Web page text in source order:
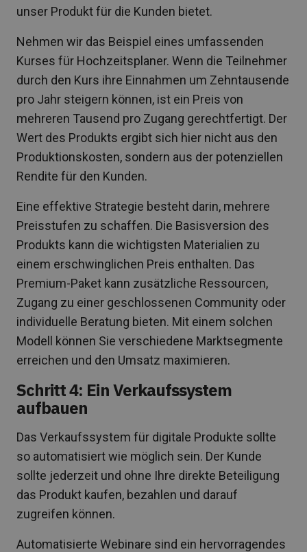
unser Produkt für die Kunden bietet.
Nehmen wir das Beispiel eines umfassenden
Kurses für Hochzeitsplaner. Wenn die Teilnehmer
durch den Kurs ihre Einnahmen um Zehntausende
pro Jahr steigern können, ist ein Preis von
mehreren Tausend pro Zugang gerechtfertigt. Der
Wert des Produkts ergibt sich hier nicht aus den
Produktionskosten, sondern aus der potenziellen
Rendite für den Kunden.
Eine effektive Strategie besteht darin, mehrere
Preisstufen zu schaffen. Die Basisversion des
Produkts kann die wichtigsten Materialien zu
einem erschwinglichen Preis enthalten. Das
Premium-Paket kann zusätzliche Ressourcen,
Zugang zu einer geschlossenen Community oder
individuelle Beratung bieten. Mit einem solchen
Modell können Sie verschiedene Marktsegmente
erreichen und den Umsatz maximieren.
Schritt 4: Ein Verkaufssystem
aufbauen
Das Verkaufssystem für digitale Produkte sollte
so automatisiert wie möglich sein. Der Kunde
sollte jederzeit und ohne Ihre direkte Beteiligung
das Produkt kaufen, bezahlen und darauf
zugreifen können.
Automatisierte Webinare sind ein hervorragendes